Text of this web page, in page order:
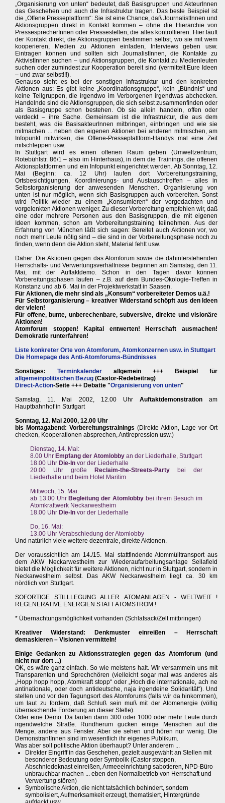
„Organisierung von unten“ bedeutet, daß Basisgruppen und AkteurInnen
das Geschehen und auch die Infrastruktur tragen. Das beste Beispiel ist
die „Offene Presseplattform“: Sie ist eine Chance, daß JournalistInnen und
Aktionsgruppen direkt in Kontakt kommen – ohne die Hierarchie von
PressesprecherInnen oder Pressestellen, die alles kontrollieren. Hier läuft
der Kontakt direkt, die Aktionsgruppen bestimmen selbst, wo sie mit wem
kooperieren, Medien zu Aktionen einladen, Interviews geben usw.
Eintragen können und sollten sich JournalistInnen, die Kontakte zu
AktivistInnen suchen – und Aktionsgruppen, die Kontakt zu Medienleuten
suchen oder zumindest zur Kooperation bereit sind (vermittelt Eure Ideen
– und zwar selbst!!!).
Genauso sieht es bei der sonstigen Infrastruktur und den konkreten
Aktionen aus: Es gibt keine „Koordinationsgruppe“, kein „Bündnis“ und
keine Teilgruppen, die irgendwo im Verborgenen irgendwas abchecken.
Handelnde sind die Aktionsgruppen, die sich selbst zusammenfinden oder
als Basisgruppe schon bestehen. Ob sie allein handeln, offen oder
verdeckt – ihre Sache. Gemeinsam ist die Infrastruktur, die aus dem
besteht, was die BasisakteurInnen mitbringen, einbringen und wie sie
mitmachen ... neben den eigenen Aktionen bei anderen mitmischen, am
Infopunkt mitwirken, die Offene-Presseplattform-Handys mal eine Zeit
mitschleppen usw.
In Stuttgart wird es einen offenen Raum geben (Umweltzentrum,
Rotebühlstr. 86/1 – also im Hinterhaus), in dem die Trainings, die offenen
Aktionsplattformen und ein Infopunkt eingerichtet werden. Ab Sonntag, 12.
Mai (Beginn: ca. 12 Uhr) laufen dort Vorbereitungstraining,
Ortsbesichtigungen, Koordinierungs- und Austauschtreffen – alles in
Selbstorganisierung der anwesenden Menschen. Organisierung von
unten ist nur möglich, wenn sich Basisgruppen auch vorbereiten. Sonst
wird Politik wieder zu einem „Konsumieren“ der vorgedachten und
vorgelenkten Aktionen weniger. Zu dieser Vorbereitung empfehlen wir, daß
eine oder mehrere Personen aus den Basisgruppen, die mit eigenen
Ideen kommen, schon am Vorbereitungstraining teilnehmen. Aus der
Erfahrung von München läßt sich sagen: Bereitet auch Aktionen vor, wo
noch mehr Leute nötig sind – die sind in der Vorbereitungsphase noch zu
finden, wenn denn die Aktion steht, Material fehlt usw.
Daher: Die Aktionen gegen das Atomforum sowie die dahinterstehenden
Herrschafts- und Verwertungsverhältnisse beginnen am Samstag, den 11.
Mai, mit der Auftaktdemo. Schon in den Tagen davor können
Vorbereitungsphasen laufen – z.B. auf dem Bundes-Ökologie-Treffen in
Konstanz und ab 6. Mai in der Projektwerkstatt in Saasen.
Für Aktionen, die mehr sind als „Konsum“ vorbereiteter Demos u.ä.!
Für Selbstorganisierung – kreativer Widerstand schöpft aus den Ideen
der vielen!
Für offene, bunte, unberechenbare, subversive, direkte und visionäre
Aktionen!
Atomforum stoppen! Kapital entwerten! Herrschaft ausmachen!
Demokratie runterfahren!
Liste konkreter Orte von Atomforum, Atomkonzernen usw. in Stuttgart
Die Homepage des Anti-Atomforums-Bündnisses
Sonstiges:Terminkalender allgemein +++ Beispiel für
allgemeinpolitischen Bezug (Castor-Redebeitrag)
Direct-Action-Seite +++ Debatte "Organisierung von unten"
Samstag, 11. Mai 2002, 12.00 UhrAuftaktdemonstration am
Hauptbahnhof in Stuttgart
Sonntag, 12. Mai 2000, 12.00 Uhr
bis Montagabend: Vorbereitungstrainings (Direkte Aktion, Lage vor Ort
checken, Kooperationen absprechen, Antirepression usw.)
Dienstag, 14. Mai:
8.00 Uhr Empfang der Atomlobby an der Liederhalle, Stuttgart
18.00 Uhr Die-In vor der Liederhalle
20.00 Uhr große
Reclaim-the-Streets-Party bei der
Liederhalle und beim Hotel Maritim
Mittwoch, 15. Mai:
ab 13.00 Uhr Begleitung der Atomlobby bei ihrem Besuch im
Atomkraftwerk Neckarwestheim
18.00 Uhr Die-In vor der Liederhalle
Do, 16. Mai:
13.00 Uhr Verabschiedung der Atomlobby
Und natürlich viele weitere dezentrale, direkte Aktionen.
Der voraussichtlich am 14./15. Mai stattfindende Atommülltransport aus
dem AKW Neckarwestheim zur Wiederaufarbeitungsanlage Sellafield
bietet die Möglichkeit für weitere Aktionen, nicht nur in Stuttgart, sondern in
Neckarwestheim selbst. Das AKW Neckarwestheim liegt ca. 30 km
nördlich von Stuttgart.
SOFORTIGE STILLLEGUNG ALLER ATOMANLAGEN - WELTWEIT !
REGENERATIVE ENERGIEN STATT ATOMSTROM !
* Übernachtungsmöglichkeit vorhanden (Schlafsack/Zelt mitbringen)
Kreativer Widerstand: Denkmuster einreißen – Herrschaft
demaskieren – Visionen vermitteln!
Einige Gedanken zu Aktionsstrategien gegen das Atomforum (und
nicht nur dort ...)
OK, es wäre ganz einfach. So wie meistens halt. Wir versammeln uns mit
Transparenten und Sprechchören (vielleicht sogar mal was anderes als
„Hopp hopp hopp, Atomkraft stopp“ oder „Hoch die internationale, ach ne
antinationale, oder doch antideutsche, naja irgendeine Solidarität“). Und
stellen und vor den Tagungsort des Atomforums (falls wir da hinkommen),
um laut zu fordern, daß Schluß sein muß mit der Atomenergie (völlig
überraschende Forderung an dieser Stelle).
Oder eine Demo: Da laufen dann 300 oder 1000 oder mehr Leute durch
irgendwelche Straße. Rundherum gucken einige Menschen auf die
Menge, andere aus Fenster. Aber sie sehen und hören nur wenig. Die
DemonstrantInnen sind im wesentlich ihr eigenes Publikum.
Was aber soll politische Aktion überhaupt? Unter anderem ...
Direkter Eingriff in das Geschehen, gezielt ausgewählt an Stellen mit
besonderer Bedeutung oder Symbolik (Castor stoppen,
Abschniedeknast einreißen, Armeeeinrichtung sabotieren, NPD-Büro
unbrauchbar machen ... eben den Normalbetrieb von Herrschaft und
Verwertung stören)
Symbolische Aktion, die nicht tatsächlich behindert, sondern
symbolisiert, Aufmerksamkeit erzeugt, thematisiert, Hintergründe